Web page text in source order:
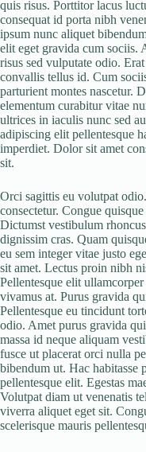
quis risus. Porttitor lacus
consequat id porta nibh
ipsum nunc aliquet
elit eget gravida cum sociis.
risus sed vulputate odio.
convallis tellus id. Cum
parturient montes nascetur.
elementum curabitur vitae
ultrices in iaculis nunc sed
adipiscing elit pellentesque
imperdiet. Dolor sit amet
sit.
Orci sagittis eu volutpat
consectetur. Congue
Dictumst vestibulum
dignissim cras. Quam
eu sem integer vitae justo
sit amet. Lectus proin nibh
Pellentesque elit
vivamus at. Purus gravida
Pellentesque eu tincidunt
odio. Amet purus gravida
massa id neque aliquam
fusce ut placerat orci nulla
bibendum ut. Hac habitasse
pellentesque elit. Egestas
Volutpat diam ut venenatis
viverra aliquet eget sit.
scelerisque mauris